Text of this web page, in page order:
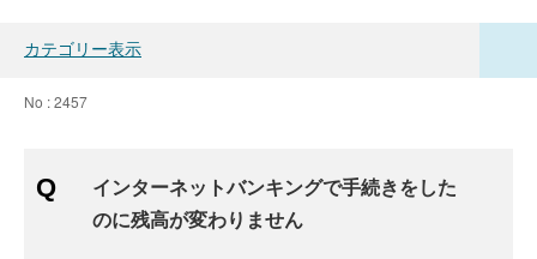
カテゴリー表示
No : 2457
インターネットバンキングで手続きをした
のに残高が変わりません